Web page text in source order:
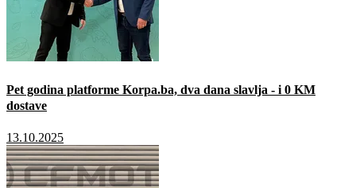
Pet godina platforme Korpa.ba, dva dana slavlja - i 0 KM
dostave
13.10.2025